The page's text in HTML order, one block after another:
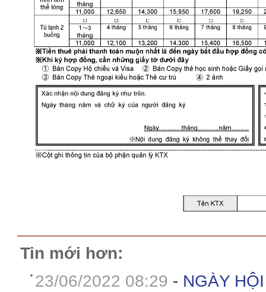
Tin mới hơn:
23/06/2022 08:29 - NGÀY